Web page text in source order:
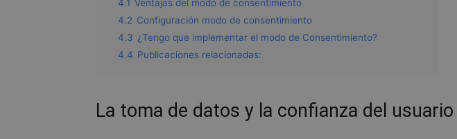
4.1 Ventajas del modo de consentimiento
4.2 Configuración modo de consentimiento
4.3 ¿Tengo que implementar el modo de Consentimiento?
4.4 Publicaciones relacionadas:
La toma de datos y la confianza del usuario